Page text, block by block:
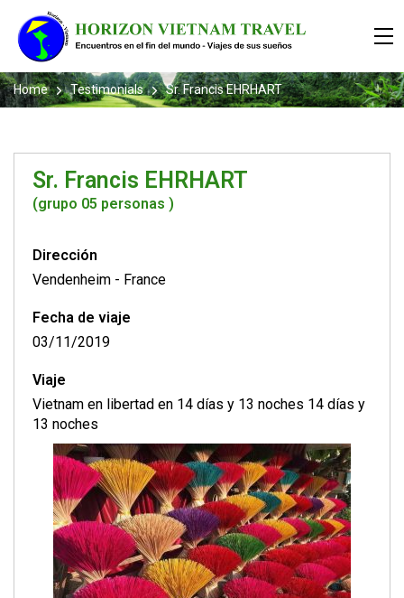
Home Testimonials Sr. Francis EHRHART
Sr. Francis EHRHART
(grupo 05 personas )
Dirección
Vendenheim - France
Fecha de viaje
03/11/2019
Viaje
Vietnam en libertad en 14 días y 13 noches 14 días y
13 noches